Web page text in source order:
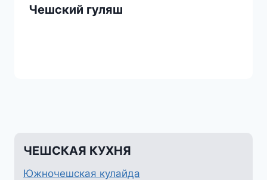
Чешский гуляш
ЧЕШСКАЯ КУХНЯ
Южночешская кулайда